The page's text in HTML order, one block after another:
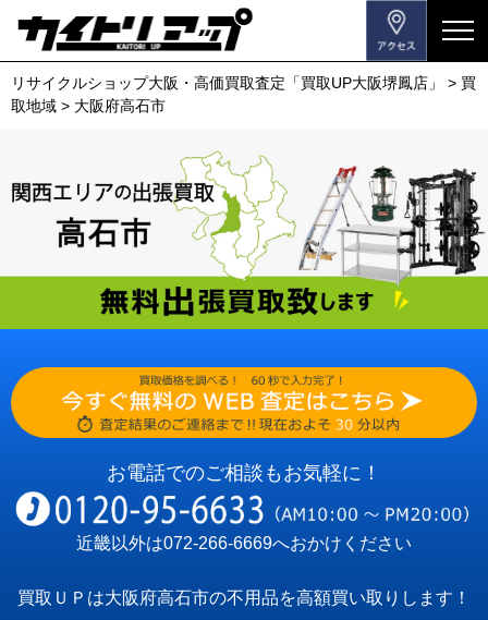
メ
ニ
ュ
開
閉
す
る
リサイクルショップ大阪・高価買取査定「買取UP大阪堺鳳店」 > 買
取地域 > 大阪府高石市
お電話でのご相談もお気軽に！
近畿以外は072-266-6669へおかけください
買取ＵＰは大阪府高石市の不用品を高額買い取りします！